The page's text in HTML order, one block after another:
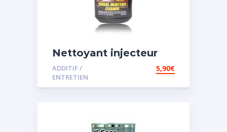
Nettoyant injecteur
diesel
ADDITIF /
ENTRETIEN
5,90€